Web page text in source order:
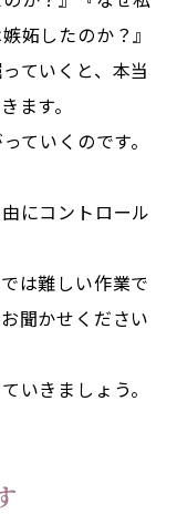
妬したのか？』
ていくと、本当
ます。
ていくのです。
にコントロール
は難しい作業で
聞かせください
いきましょう。